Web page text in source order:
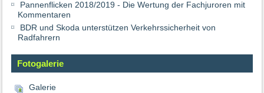
Pannenflicken 2018/2019 - Die Wertung der Fachjuroren mit
Kommentaren
BDR und Skoda unterstützen Verkehrssicherheit von
Radfahrern
Fotogalerie
Galerie